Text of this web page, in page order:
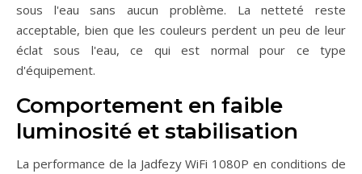
sous l'eau sans aucun problème. La netteté reste
acceptable, bien que les couleurs perdent un peu de leur
éclat sous l'eau, ce qui est normal pour ce type
d'équipement.
Comportement en faible
luminosité et stabilisation
La performance de la Jadfezy WiFi 1080P en conditions de